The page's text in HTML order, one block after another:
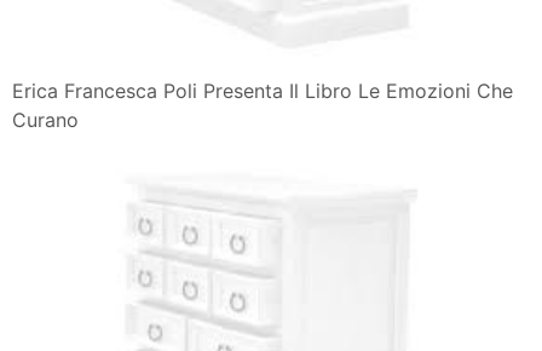
Erica Francesca Poli Presenta Il Libro Le Emozioni Che
Curano